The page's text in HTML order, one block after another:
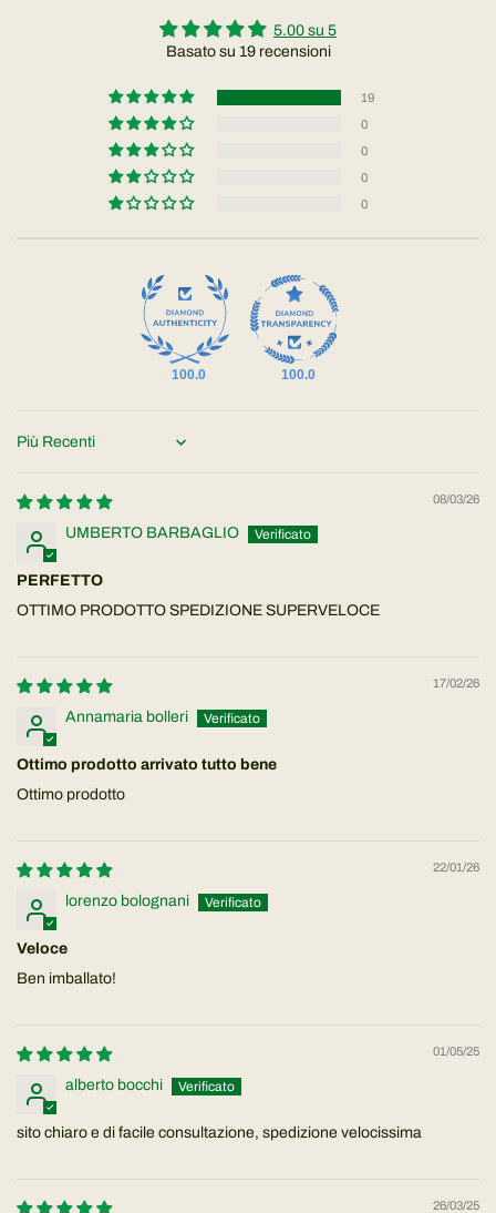
5.00 su 5
Basato su 19 recensioni
19
0
0
0
0
100.0 100.0
Sort by
08/03/26
UMBERTO BARBAGLIO
PERFETTO
OTTIMO PRODOTTO SPEDIZIONE SUPERVELOCE
17/02/26
Annamaria bolleri
Ottimo prodotto arrivato tutto bene
Ottimo prodotto
22/01/26
lorenzo bolognani
Veloce
Ben imballato!
01/05/25
alberto bocchi
sito chiaro e di facile consultazione, spedizione velocissima
26/03/25